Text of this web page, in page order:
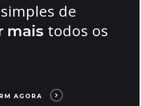
de
mais todos os
AGORA